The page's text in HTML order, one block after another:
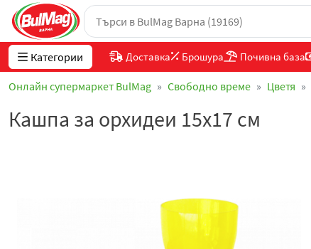
Категории Доставка Брошура Почивна база
Онлайн супермаркет BulMag Свободно време Цветя
Кашпа за орхидеи 15х17 см